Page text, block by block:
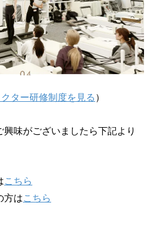
ター研修制度を見る ）
味がございましたら下記より
こちら
方はこちら